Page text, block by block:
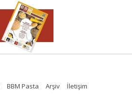
BBM Pasta Arşiv İletişim